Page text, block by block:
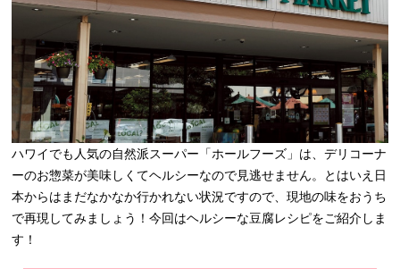
ハワイでも人気の自然派スーパー「ホールフーズ」は、デリコーナ
ーのお惣菜が美味しくてヘルシーなので見逃せません。とはいえ日
本からはまだなかなか行かれない状況ですので、現地の味をおうち
で再現してみましょう！今回はヘルシーな豆腐レシピをご紹介しま
す！